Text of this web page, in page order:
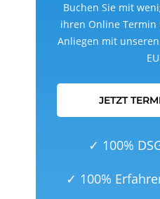
Buchen Sie mit
ihren Online Termin
Anliegen mit
JETZT
✓ 100%
✓ 100%